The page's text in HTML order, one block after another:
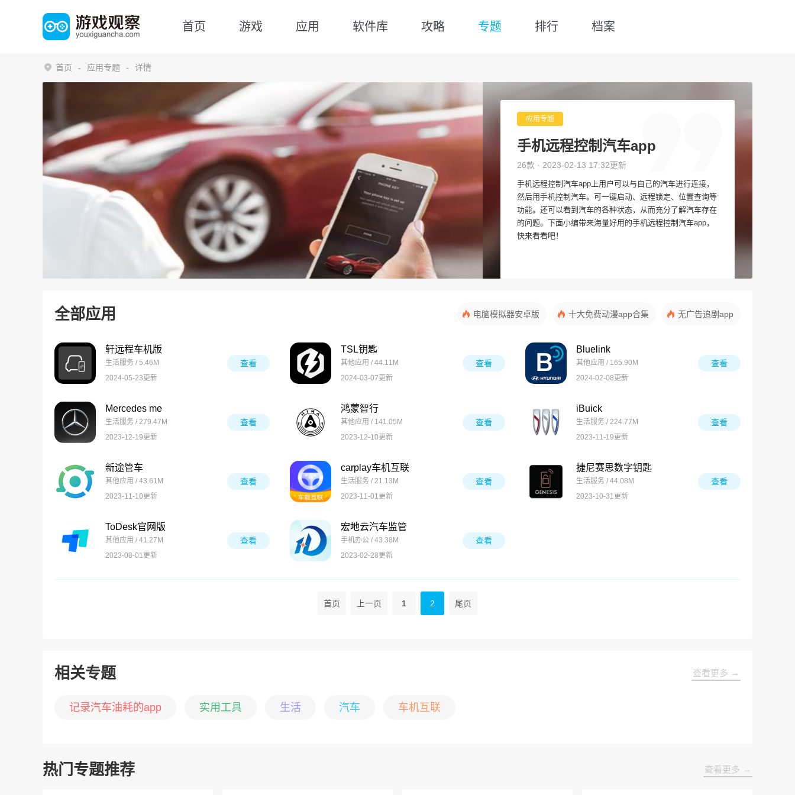
首页 游戏 应用 软件库 攻略 专题 排行 档案
首页 应用专题 详情
应用专题
手机远程控制汽车app
26款 · 2023-02-13 17:32更新
手机远程控制汽车app上用户可以与自己的汽车进行连接，
然后用手机控制汽车。可一键启动、远程锁定、位置查询等
功能。还可以看到汽车的各种状态，从而充分了解汽车存在
的问题。下面小编带来海量好用的手机远程控制汽车app，
快来看看吧！
全部应用 电脑模拟器安卓版 十大免费动漫app合集 无广告追剧app
轩远程车机版
生活服务 / 5.46M
2024-05-23更新
查看
TSL钥匙
其他应用 / 44.11M
2024-03-07更新
查看
Bluelink
其他应用 / 165.90M
2024-02-08更新
查看
Mercedes me
生活服务 / 279.47M
2023-12-19更新
查看
鸿蒙智行
其他应用 / 141.05M
2023-12-10更新
查看
iBuick
生活服务 / 224.77M
2023-11-19更新
查看
新途管车
其他应用 / 43.61M
2023-11-10更新
查看
carplay车机互联
生活服务 / 21.13M
2023-11-01更新
查看
捷尼赛思数字钥匙
生活服务 / 44.08M
2023-10-31更新
查看
ToDesk官网版
其他应用 / 41.27M
2023-08-01更新
查看
宏地云汽车监管
手机办公 / 43.38M
2023-02-28更新
查看
首页 上一页 1 2 尾页
相关专题 查看更多 →
记录汽车油耗的app 实用工具 生活 汽车 车机互联
热门专题推荐 查看更多 →